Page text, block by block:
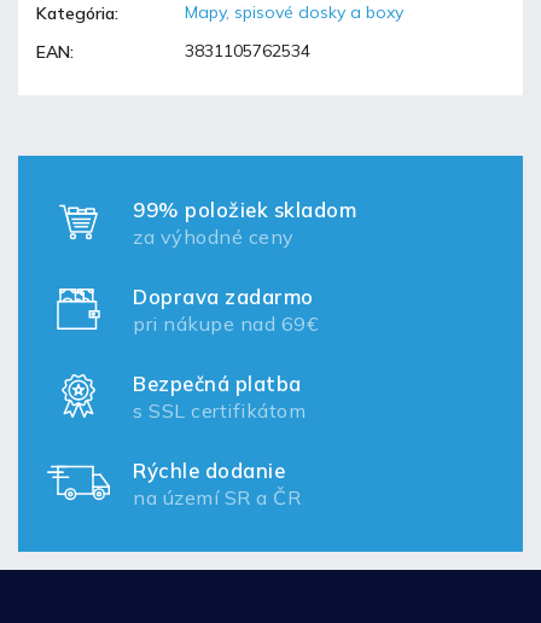
Kategória:
Mapy, spisové dosky a boxy
EAN: 3831105762534
99% položiek skladom
za výhodné ceny
Doprava zadarmo
pri nákupe nad 69€
Bezpečná platba
s SSL certifikátom
Rýchle dodanie
na území SR a ČR